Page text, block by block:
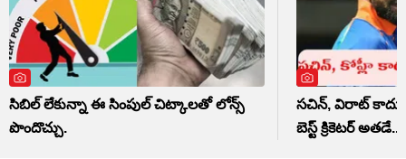
సిబిల్ లేకున్నా ఈ సింపుల్ చిట్కాలతో లోన్స్
పొందొచ్చు.
సచిన్, విరాట్
బెస్ట్ క్రికెటర్ అతడే..